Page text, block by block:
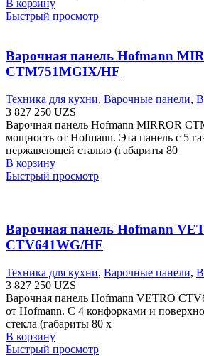
В корзину
Быстрый просмотр
Варочная панель Hofmann
CTM751MGIX/HF
Техника для кухни, Варочные панели,
3 827 250 UZS
Варочная панель Hofmann MIRROR
мощность от Hofmann. Эта панель с 5
нержавеющей сталью (габариты 80
В корзину
Быстрый просмотр
Варочная панель Hofmann
CTV641WG/HF
Техника для кухни, Варочные панели,
3 827 250 UZS
Варочная панель Hofmann VETRO
от Hofmann. С 4 конфорками и
стекла (габариты 80 х
В корзину
Быстрый просмотр